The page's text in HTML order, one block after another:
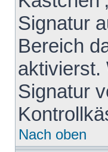
Signatur
Bereich
aktivierst.
Signatur
Nach oben